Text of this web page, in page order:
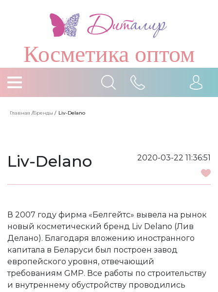
Косметика оптом
Главная /Бренды / Liv-Delano
Liv-Delano 2020-03-22 11:36:51
В 2007 году фирма «Белгейтс» вывела на рынок
новый косметический бренд Liv Delano (Лив
Делано). Благодаря вложению иностранного
капитала в Беларуси был построен завод
европейского уровня, отвечающий
требованиям GMP. Все работы по строительству
и внутреннему обустройству проводились